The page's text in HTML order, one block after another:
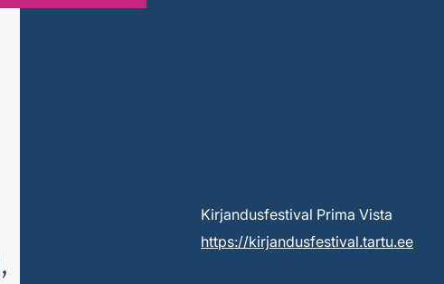
Kirjandusfestival Prima Vista
https://kirjandusfestival.tartu.ee